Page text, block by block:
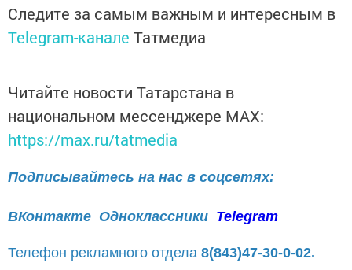
Следите за самым важным и интересным в
Telegram-канале Татмедиа
Читайте новости Татарстана в
национальном мессенджере MАХ:
https://max.ru/tatmedia
Подписывайтесь на нас в соцсетях:
ВКонтакте Одноклассники Telegram
Телефон рекламного отдела 8(843)47-30-0-02.